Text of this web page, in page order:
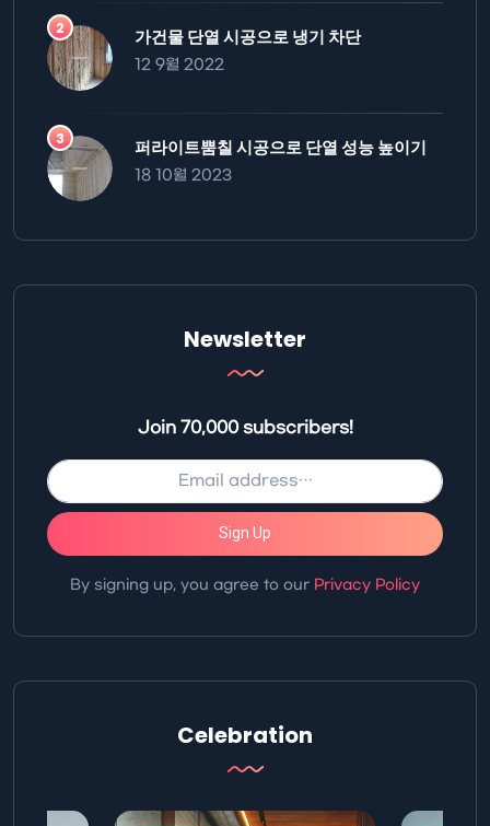
가건물 단열 시공으로 냉기 차단
12 9월 2022
퍼라이트뿜칠 시공으로 단열 성능 높이기
18 10월 2023
Newsletter
Join 70,000 subscribers!
Sign Up
By signing up, you agree to our Privacy Policy
Celebration